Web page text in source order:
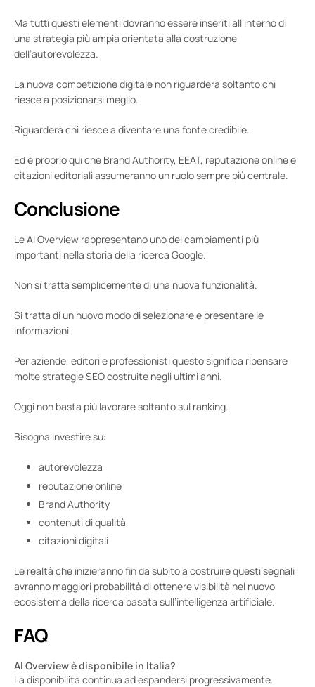
Ma tutti questi elementi dovranno essere inseriti all’interno di
una strategia più ampia orientata alla costruzione
dell’autorevolezza.
La nuova competizione digitale non riguarderà soltanto chi
riesce a posizionarsi meglio.
Riguarderà chi riesce a diventare una fonte credibile.
Ed è proprio qui che Brand Authority, EEAT, reputazione online e
citazioni editoriali assumeranno un ruolo sempre più centrale.
Conclusione
Le AI Overview rappresentano uno dei cambiamenti più
importanti nella storia della ricerca Google.
Non si tratta semplicemente di una nuova funzionalità.
Si tratta di un nuovo modo di selezionare e presentare le
informazioni.
Per aziende, editori e professionisti questo significa ripensare
molte strategie SEO costruite negli ultimi anni.
Oggi non basta più lavorare soltanto sul ranking.
Bisogna investire su:
autorevolezza
reputazione online
Brand Authority
contenuti di qualità
citazioni digitali
Le realtà che inizieranno fin da subito a costruire questi segnali
avranno maggiori probabilità di ottenere visibilità nel nuovo
ecosistema della ricerca basata sull’intelligenza artificiale.
FAQ
AI Overview è disponibile in Italia?
La disponibilità continua ad espandersi progressivamente.